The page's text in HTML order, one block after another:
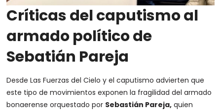
Críticas del caputismo al
armado político de
Sebatián Pareja
Desde Las Fuerzas del Cielo y el caputismo advierten que
este tipo de movimientos exponen la fragilidad del armado
bonaerense orquestado por Sebastián Pareja, quien